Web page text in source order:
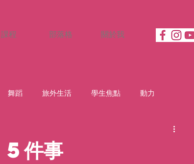
課程 部落格 關於我
舞蹈 旅外生活 學生焦點 動力
5件事